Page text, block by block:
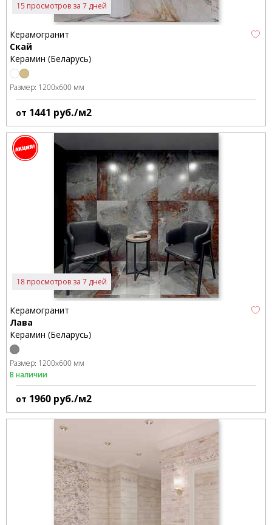
15 просмотров за 7 дней
Керамогранит
Скай
Керамин (Беларусь)
Размер: 1200x600 мм
от 1441 руб./м2
18 просмотров за 7 дней
Керамогранит
Лава
Керамин (Беларусь)
Размер: 1200x600 мм
В наличии
от 1960 руб./м2